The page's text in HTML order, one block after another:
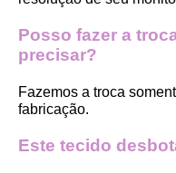
Posso fazer a
precisar?
Fazemos a troca
fabricação.
Este tecido